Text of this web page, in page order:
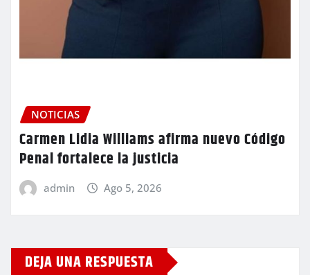
NOTICIAS
Carmen Lidia Williams afirma nuevo Código
Penal fortalece la justicia
admin Ago 5, 2026
DEJA UNA RESPUESTA